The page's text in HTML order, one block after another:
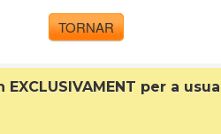
TORNAR
per a